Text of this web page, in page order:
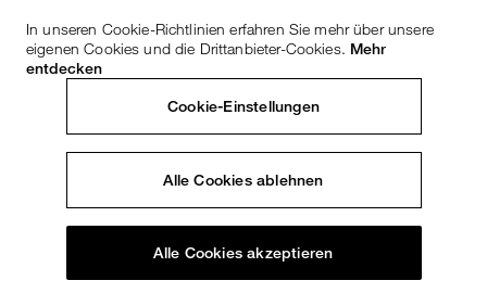
In unseren Cookie-Richtlinien erfahren Sie mehr über unsere
eigenen Cookies und die Drittanbieter-Cookies. Mehr
entdecken
Cookie-Einstellungen
Alle Cookies ablehnen
Alle Cookies akzeptieren